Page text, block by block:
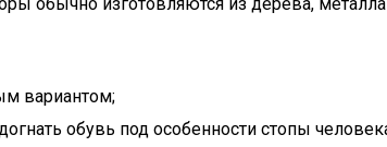
вариантом;
обувь под особенности стопы